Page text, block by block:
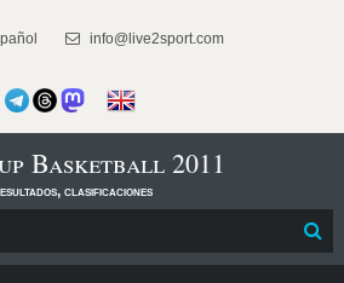
info@live2sport.com
Basketball 2011
clasificaciones